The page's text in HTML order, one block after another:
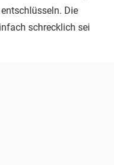
entschlüsseln. Die
schrecklich sei